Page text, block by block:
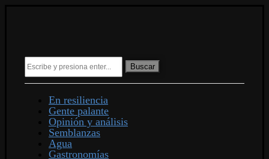
Buscar
En resiliencia
Gente palante
Opinión y análisis
Semblanzas
Agua
Gastronomías